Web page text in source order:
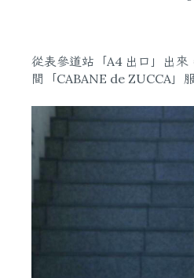
從表參道站「A4 出口」出
間「CABANE de ZUCCA」